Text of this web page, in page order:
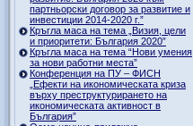
партньорски договор за развитие и
инвестиции 2014-2020 г.”
Кръгла маса на тема „Визия, цели
и приоритети: България 2020”
Кръгла маса на тема “Нови умения
за нови работни места”
Конференция на ПУ – ФИСН
„Ефекти на икономическата криза
върху преструктурирането на
икономическата активност в
България”